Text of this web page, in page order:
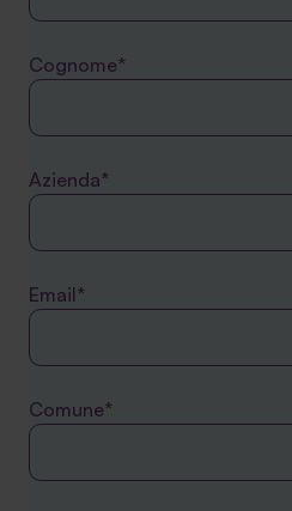
Cognome*
Azienda*
Email*
Comune*